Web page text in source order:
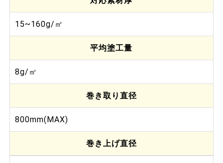
15~160g/㎡
平均塗工量
8g/㎡
巻き取り直径
800mm(MAX)
巻き上げ直径